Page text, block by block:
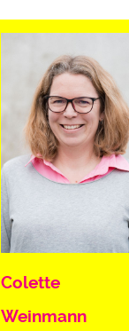
Colette
Weinmann